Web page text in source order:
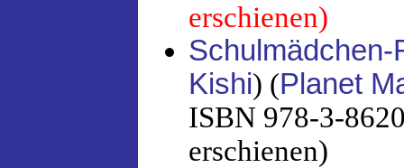
erschienen)
Schulmädchen-
Kishi) (Planet
ISBN 978-3-
erschienen)